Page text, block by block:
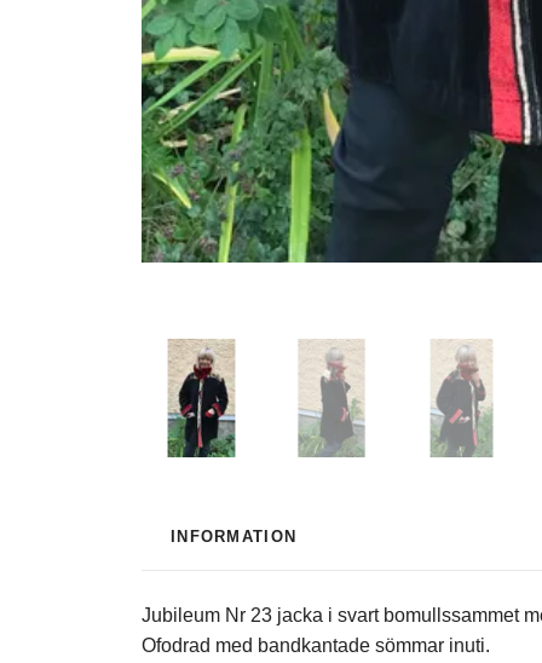
INFORMATION
Jubileum Nr 23 jacka i svart bomullssammet
Ofodrad med bandkantade sömmar inuti.